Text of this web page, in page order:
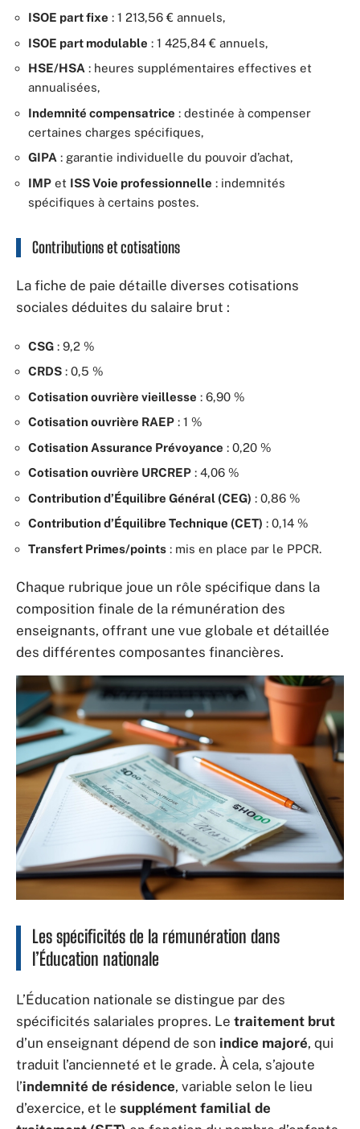
ISOE part fixe : 1 213,56 € annuels,
ISOE part modulable : 1 425,84 € annuels,
HSE/HSA : heures supplémentaires effectives et
annualisées,
Indemnité compensatrice : destinée à compenser
certaines charges spécifiques,
GIPA : garantie individuelle du pouvoir d’achat,
IMP et ISS Voie professionnelle : indemnités
spécifiques à certains postes.
Contributions et cotisations
La fiche de paie détaille diverses cotisations
sociales déduites du salaire brut :
CSG : 9,2 %
CRDS : 0,5 %
Cotisation ouvrière vieillesse : 6,90 %
Cotisation ouvrière RAEP : 1 %
Cotisation Assurance Prévoyance : 0,20 %
Cotisation ouvrière URCREP : 4,06 %
Contribution d’Équilibre Général (CEG) : 0,86 %
Contribution d’Équilibre Technique (CET) : 0,14 %
Transfert Primes/points : mis en place par le PPCR.
Chaque rubrique joue un rôle spécifique dans la
composition finale de la rémunération des
enseignants, offrant une vue globale et détaillée
des différentes composantes financières.
Les spécificités de la rémunération dans
l’Éducation nationale
L’Éducation nationale se distingue par des
spécificités salariales propres. Le traitement brut
d’un enseignant dépend de son indice majoré, qui
traduit l’ancienneté et le grade. À cela, s’ajoute
l’indemnité de résidence, variable selon le lieu
d’exercice, et le supplément familial de